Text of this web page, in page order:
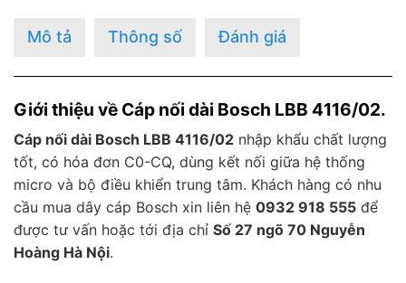
Mô tả Thông số Đánh giá
Giới thiệu về Cáp nối dài Bosch LBB 4116/02.
Cáp nối dài Bosch LBB 4116/02 nhập khẩu chất lượng
tốt, có hóa đơn C0-CQ, dùng kết nối giữa hệ thống
micro và bộ điều khiển trung tâm. Khách hàng có nhu
cầu mua dây cáp Bosch xin liên hệ 0932 918 555 để
được tư vấn hoặc tới địa chỉ Số 27 ngõ 70 Nguyễn
Hoàng Hà Nội.